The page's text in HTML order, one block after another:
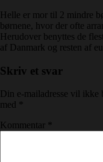
Helle er mor til 2 mindre
børnene, hvor der ofte
Herudover benyttes de
af Danmark og resten af
Skriv et svar
Din e-mailadresse vil ikke
med
Kommentar